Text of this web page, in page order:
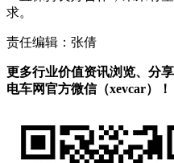
求。
责任编辑：张倩
更多行业价值资讯浏览、分
电车网官方微信（xevcar）！